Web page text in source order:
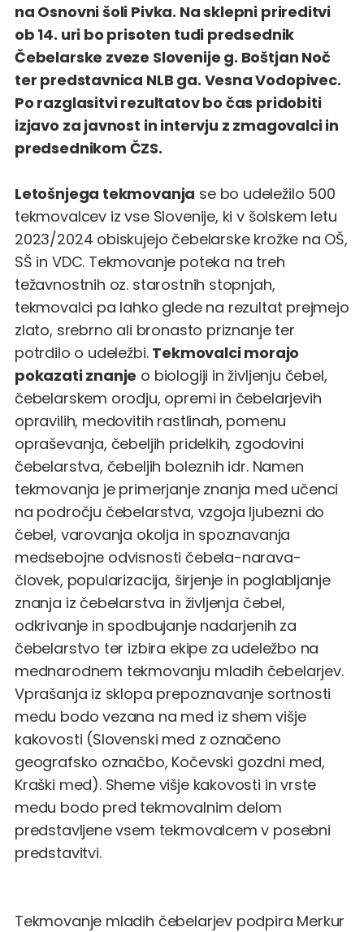
na Osnovni šoli Pivka. Na sklepni prireditvi
ob 14. uri bo prisoten tudi predsednik
Čebelarske zveze Slovenije g. Boštjan Noč
ter predstavnica NLB ga. Vesna Vodopivec.
Po razglasitvi rezultatov bo čas pridobiti
izjavo za javnost in intervju z zmagovalci in
predsednikom ČZS.
Letošnjega tekmovanja se bo udeležilo 500
tekmovalcev iz vse Slovenije, ki v šolskem letu
2023/2024 obiskujejo čebelarske krožke na OŠ,
SŠ in VDC. Tekmovanje poteka na treh
težavnostnih oz. starostnih stopnjah,
tekmovalci pa lahko glede na rezultat prejmejo
zlato, srebrno ali bronasto priznanje ter
potrdilo o udeležbi. Tekmovalci morajo
pokazati znanje o biologiji in življenju čebel,
čebelarskem orodju, opremi in čebelarjevih
opravilih, medovitih rastlinah, pomenu
opraševanja, čebeljih pridelkih, zgodovini
čebelarstva, čebeljih boleznih idr. Namen
tekmovanja je primerjanje znanja med učenci
na področju čebelarstva, vzgoja ljubezni do
čebel, varovanja okolja in spoznavanja
medsebojne odvisnosti čebela-narava-
človek, popularizacija, širjenje in poglabljanje
znanja iz čebelarstva in življenja čebel,
odkrivanje in spodbujanje nadarjenih za
čebelarstvo ter izbira ekipe za udeležbo na
mednarodnem tekmovanju mladih čebelarjev.
Vprašanja iz sklopa prepoznavanje sortnosti
medu bodo vezana na med iz shem višje
kakovosti (Slovenski med z označeno
geografsko označbo, Kočevski gozdni med,
Kraški med). Sheme višje kakovosti in vrste
medu bodo pred tekmovalnim delom
predstavljene vsem tekmovalcem v posebni
predstavitvi.
Tekmovanje mladih čebelarjev podpira Merkur